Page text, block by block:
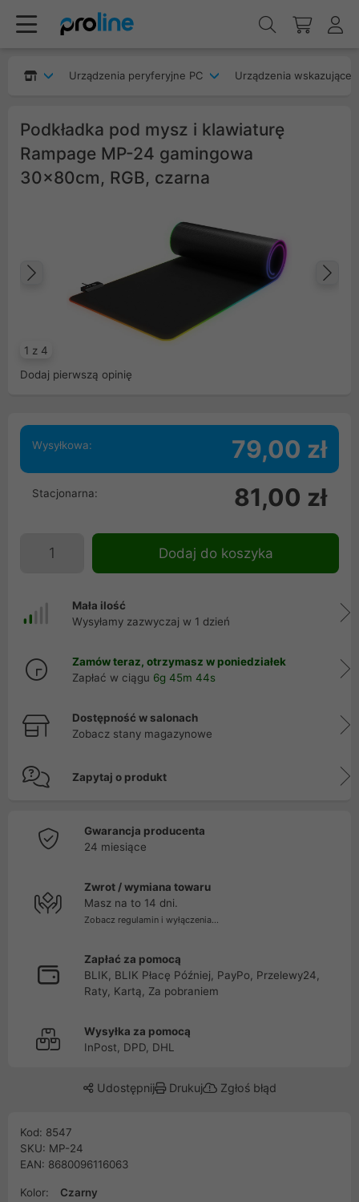
Urządzenia peryferyjne PC Urządzenia wskazujące
Podkładka pod mysz i klawiaturę
Rampage MP-24 gamingowa
30x80cm, RGB, czarna
1 z 4
Poprzedni
Dodaj pierwszą opinię
Wysyłkowa: 79,00 zł
Stacjonarna: 81,00 zł
Dodaj do koszyka
Mała ilość
Wysyłamy zazwyczaj w 1 dzień
Zamów teraz, otrzymasz w poniedziałek
Zapłać w ciągu 6g 45m 43s
Dostępność w salonach
Zobacz stany magazynowe
Zapytaj o produkt
Gwarancja producenta
24 miesiące
Zwrot / wymiana towaru
Masz na to 14 dni.
Zobacz regulamin i wyłączenia...
Zapłać za pomocą
BLIK, BLIK Płacę Później, PayPo, Przelewy24,
Raty, Kartą, Za pobraniem
Wysyłka za pomocą
InPost, DPD, DHL
Udostępnij Drukuj Zgłoś błąd
Kod: 8547
SKU: MP-24
EAN: 8680096116063
Kolor:
Czarny